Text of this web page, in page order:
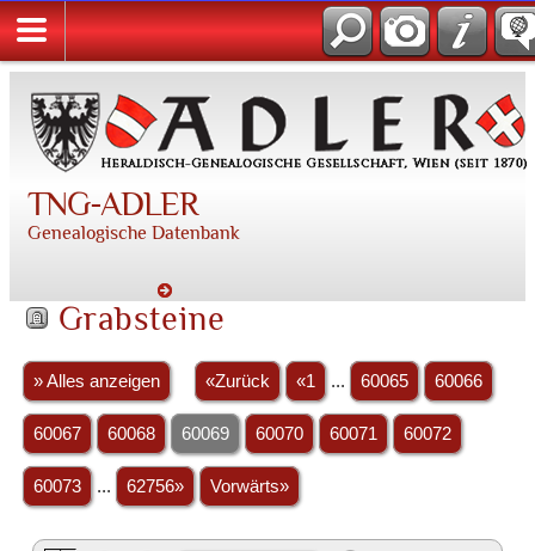
TNG-ADLER
Genealogische Datenbank
Grabsteine
» Alles anzeigen «Zurück «1 ... 60065 60066
60067 60068 60069 60070 60071 60072
60073 ... 62756» Vorwärts»